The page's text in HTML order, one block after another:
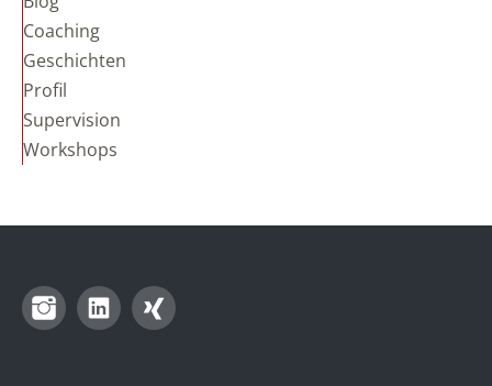
Coaching
Geschichten
Profil
Supervision
Workshops
InstagramLinkedIn